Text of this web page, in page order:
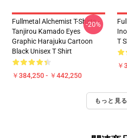
Fullmetal Alchemist T-Shirts -
Tanjirou Kamado Eyes
Graphic Harajuku Cartoon
Black Unisex T Shirt
￥384,250 - ￥442,250
-20%
T
￥
もっと見る